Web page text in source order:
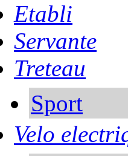
Etabli
Servante
Treteau
Sport
Velo